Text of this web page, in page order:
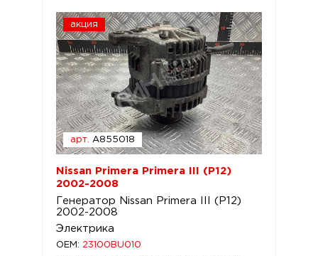
акция
арт. A855018
Nissan Primera Primera III (P12)
2002-2008
Генератор Nissan Primera III (P12)
2002-2008
Электрика
OEM: 23100BU010